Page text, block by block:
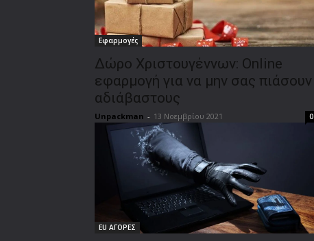
Εφαρμογές
Δώρο Χριστουγέννων: Online
εφαρμογή για να μην σας πιάσουν
αδιάβαστους
Unpackman - 13 Νοεμβρίου 2021 0
EU ΑΓΟΡΕΣ